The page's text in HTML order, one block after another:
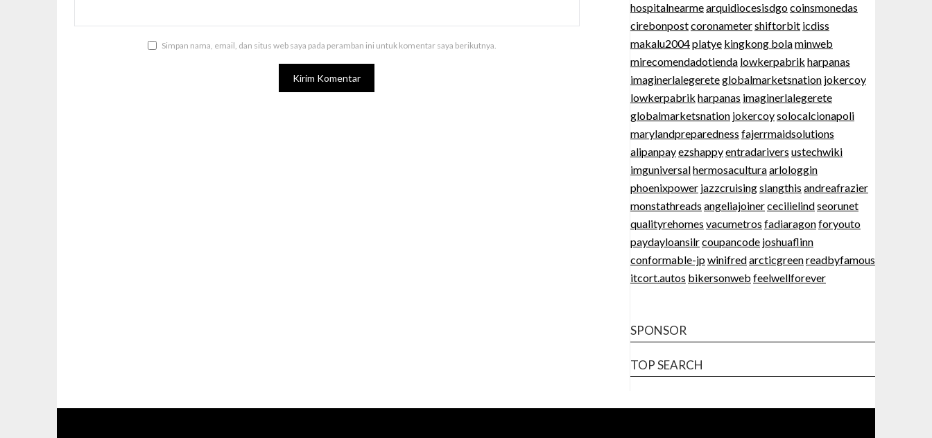
Simpan nama, email, dan situs web saya pada peramban ini untuk komentar saya berikutnya.
hospitalnearmearquidiocesisdgocoinsmonedas
cirebonpostcoronametershiftorbit icdiss
makalu2004platye kingkong bolaminweb
mirecomendadotienda lowkerpabrik harpanas
imaginerlalegereteglobalmarketsnation jokercoy
lowkerpabrik harpanas imaginerlalegerete
globalmarketsnation jokercoysolocalcionapoli
marylandpreparedness fajerrmaidsolutions
alipanpayezshappyentradarivers ustechwiki
imguniversalhermosaculturaarlologgin
phoenixpower jazzcruisingslangthis andreafrazier
monstathreads angeliajoinercecilielindseorunet
qualityrehomes vacumetros fadiaragonforyouto
paydayloansilrcoupancode joshuaflinn
conformable-jpwinifredarcticgreenreadbyfamous
itcort.autos bikersonweb feelwellforever
SPONSOR
TOP SEARCH